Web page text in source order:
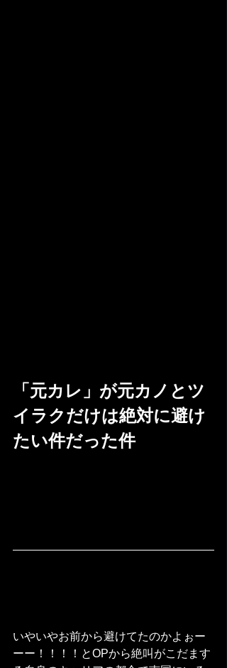
「元カレ」が元カノとツ
イラクだけは絶対に避け
たい件だった件
いやいやお前から避けてたのかよぉー
ーー！！！！とOPから絶叫がこだます